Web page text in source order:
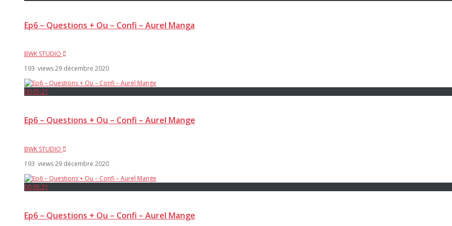
Ep6 – Questions + Ou – Confi – Aurel Manga
BWK STUDIO
193 views29 décembre 2020
00:05:21
Ep6 – Questions + Ou – Confi – Aurel Mange
BWK STUDIO
193 views29 décembre 2020
00:05:21
Ep6 – Questions + Ou – Confi – Aurel Mange